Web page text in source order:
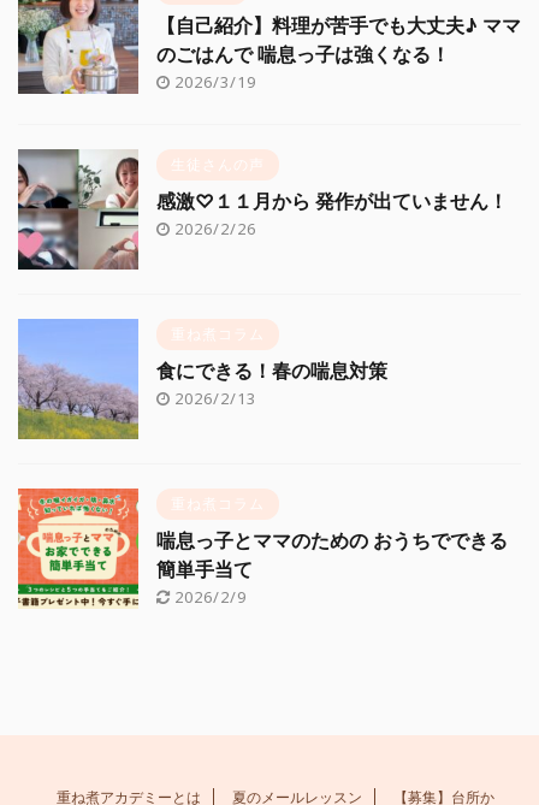
【自己紹介】料理が苦手でも大丈夫♪ ママ
のごはんで 喘息っ子は強くなる！
2026/3/19
生徒さんの声
感激♡１１月から 発作が出ていません！
2026/2/26
重ね煮コラム
食にできる！春の喘息対策
2026/2/13
重ね煮コラム
喘息っ子とママのための おうちでできる
簡単手当て
2026/2/9
重ね煮アカデミーとは 夏のメールレッスン 【募集】台所か